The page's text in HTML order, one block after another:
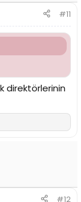
#11
direktörlerinin
#12